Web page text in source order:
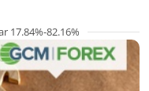
17.84%-82.16%